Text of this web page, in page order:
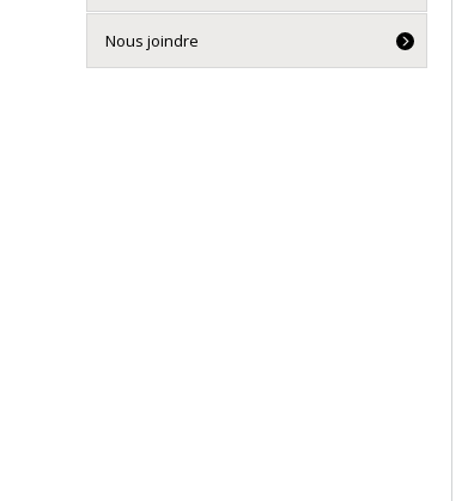
Nous joindre